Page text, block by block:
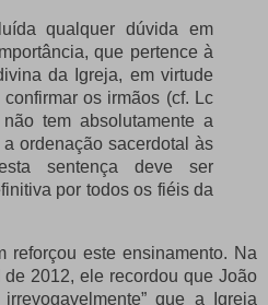
qualquer dúvida em
que pertence à
da Igreja, em virtude
os irmãos (cf. Lc
tem absolutamente a
ordenação sacerdotal às
sentença deve ser
por todos os fiéis da
reforçou este ensinamento. Na
2012, ele recordou que João
que a Igreja